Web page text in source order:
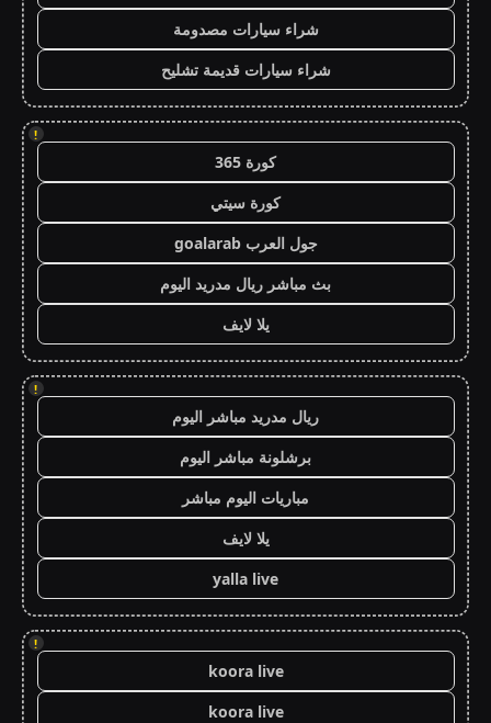
شراء سيارات مصدومة
شراء سيارات قديمة تشليح
!
كورة 365
كورة سيتي
جول العرب goalarab
بث مباشر ريال مدريد اليوم
يلا لايف
!
ريال مدريد مباشر اليوم
برشلونة مباشر اليوم
مباريات اليوم مباشر
يلا لايف
yalla live
!
koora live
koora live